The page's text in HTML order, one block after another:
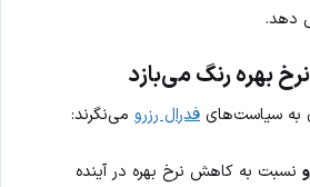
دهد.
بهره رنگ می‌بازد
به سیاست‌های فدرال رزرو می‌نگرند:
نسبت به کاهش نرخ بهره در آینده